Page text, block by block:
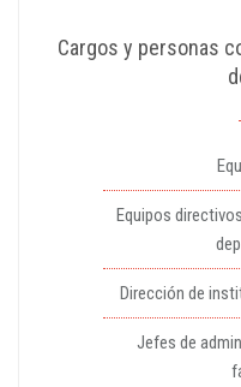
Cargos y personas
Equipos
Dirección de
Jefes de